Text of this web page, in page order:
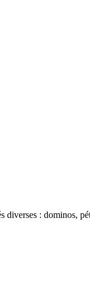
diverses : dominos,